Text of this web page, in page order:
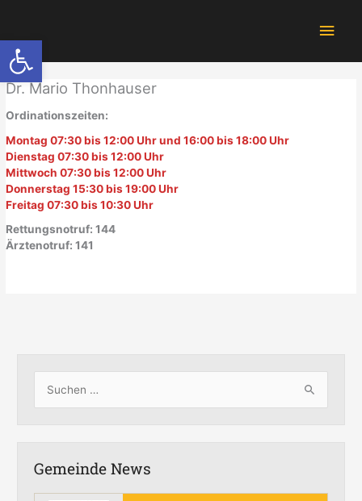
Werkzeugleiste öffnen
springen
Dr. Mario Thonhauser
Ordinationszeiten:
Montag 07:30 bis 12:00 Uhr und 16:00 bis 18:00 Uhr
Dienstag 07:30 bis 12:00 Uhr
Mittwoch 07:30 bis 12:00 Uhr
Donnerstag 15:30 bis 19:00 Uhr
Freitag 07:30 bis 10:30 Uhr
Rettungsnotruf: 144
Ärztenotruf: 141
Gemeinde News